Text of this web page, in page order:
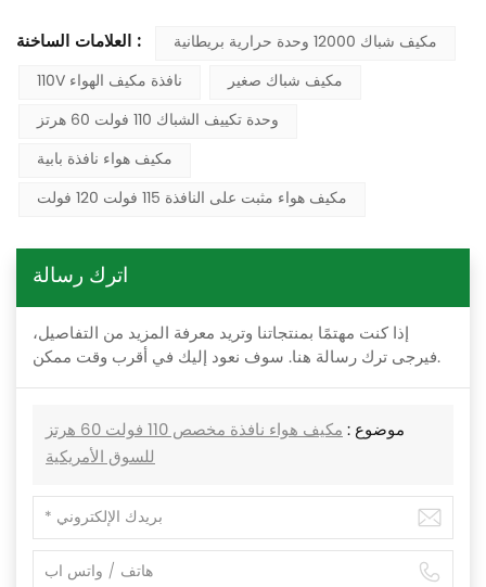
العلامات الساخنة :
مكيف شباك 12000 وحدة حرارية بريطانية
110V نافذة مكيف الهواء
مكيف شباك صغير
وحدة تكييف الشباك 110 فولت 60 هرتز
مكيف هواء نافذة بابية
مكيف هواء مثبت على النافذة 115 فولت 120 فولت
اترك رسالة
إذا كنت مهتمًا بمنتجاتنا وتريد معرفة المزيد من التفاصيل،
فيرجى ترك رسالة هنا. سوف نعود إليك في أقرب وقت ممكن.
موضوع :
مكيف هواء نافذة مخصص 110 فولت 60 هرتز
للسوق الأمريكية